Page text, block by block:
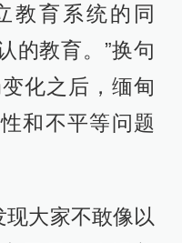
教育系统的同
的教育。”换句
化之后，缅甸
和不平等问题
大家不敢像以